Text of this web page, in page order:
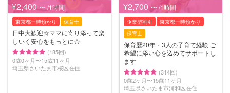
¥2,400 〜 /1時間
東京都一時預かり 保育士
日中大歓迎☆ママに寄り添って楽
しいく安心をもっとに☆
(185回)
0歳0ヶ月〜15歳11ヶ月
埼玉県さいたま市桜区在住
¥2,700 〜 /1時間
企業型割引
東京都一時預かり
保育士
保育歴20年・3人の子育て経験 ご
希望に添い心を込めてサポートし
ます
(314回)
0歳2ヶ月〜15歳11ヶ月
埼玉県さいたま市浦和区在住